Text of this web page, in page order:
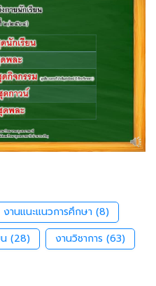
งานแนะแนวการศึกษา (8)
(28) งานวิชาการ (63)